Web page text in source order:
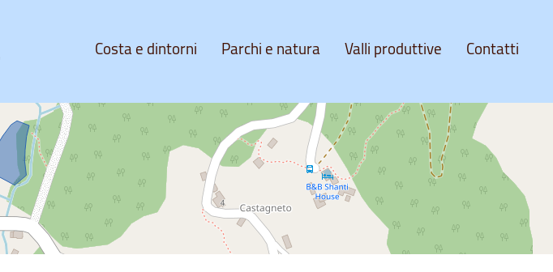
Costa e dintorni Parchi e natura Valli produttive Contatti